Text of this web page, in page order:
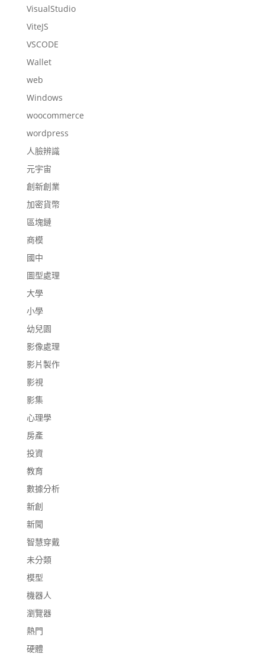
VisualStudio
ViteJS
VSCODE
Wallet
web
Windows
woocommerce
wordpress
人臉辨識
元宇宙
創新創業
加密貨幣
區塊鏈
商模
國中
圖型處理
大學
小學
幼兒園
影像處理
影片製作
影視
影集
心理學
房產
投資
教育
數據分析
新創
新聞
智慧穿戴
未分類
模型
機器人
瀏覽器
熱門
硬體